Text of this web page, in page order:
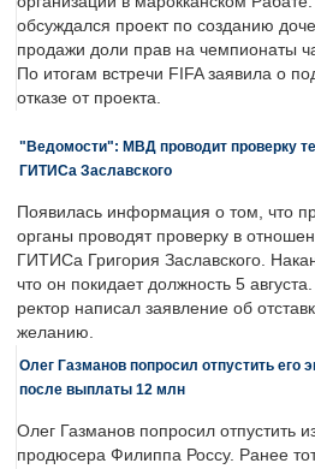
обсуждался проект по созданию
продажи доли прав на чемпионаты
По итогам встречи FIFA заявила о
отказе от проекта.
"Ведомости": МВД проводит проверку
ГИТИСа Заславского
Появилась информация о том, что
органы проводят проверку в
ГИТИСа Григория Заславского.
что он покидает должность 5
ректор написал заявление об
желанию.
Олег Газманов попросил отпустить его
после выплаты 12 млн
Олег Газманов попросил отпустить
продюсера Филиппа Россу. Ранее